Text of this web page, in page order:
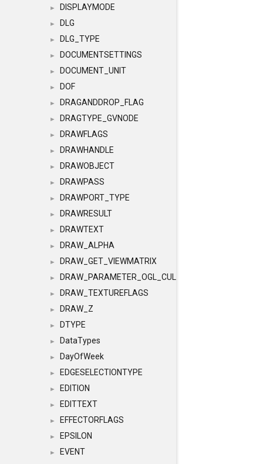
► DISPLAYMODE
► DLG
► DLG_TYPE
► DOCUMENTSETTINGS
► DOCUMENT_UNIT
► DOF
► DRAGANDDROP_FLAG
► DRAGTYPE_GVNODE
► DRAWFLAGS
► DRAWHANDLE
► DRAWOBJECT
► DRAWPASS
► DRAWPORT_TYPE
► DRAWRESULT
► DRAWTEXT
► DRAW_ALPHA
► DRAW_GET_VIEWMATRIX
► DRAW_PARAMETER_OGL_CULLING
► DRAW_TEXTUREFLAGS
► DRAW_Z
► DTYPE
► DataTypes
► DayOfWeek
► EDGESELECTIONTYPE
► EDITION
► EDITTEXT
► EFFECTORFLAGS
► EPSILON
►
EVENT